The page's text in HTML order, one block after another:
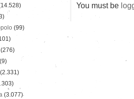
You must be
(99)
(276)
(9)
(2.331)
(3.077)